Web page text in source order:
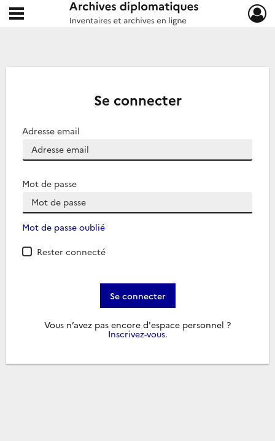
Archives diplomatiques
Ouvrir le menu déroulant
Se connecter
Adresse email
Mot de passe
Mot de passe oublié
Rester connecté
Se connecter
Vous n’avez pas encore d'espace personnel ?
Inscrivez-vous.